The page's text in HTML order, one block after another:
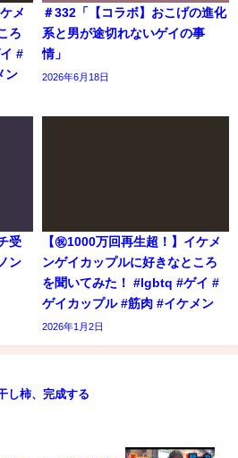
メ
ろ
#
ン
＃332「【コラボ】おこげの進化
系と男が途切れないゲイの事
情」
2026年6月18日
受
ン
【㊗️1000万回再生超！】イケメ
ンゲイカップルに好きなところ
を聞いてみた！ #lgbtq #ゲイ #
ゲイカップル #筋肉 #イケメン
2026年1月2日
し柿、完成する